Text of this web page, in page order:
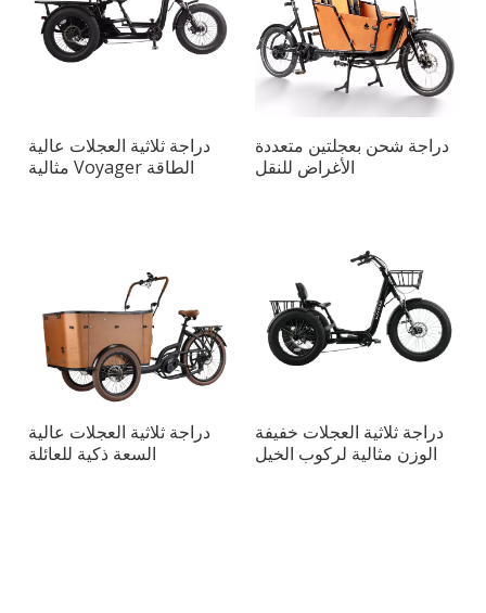
دراجة شحن بعجلتين متعددة
الأغراض للنقل
دراجة ثلاثية العجلات عالية
الطاقة Voyager مثالية
دراجة ثلاثية العجلات خفيفة
الوزن مثالية لركوب الخيل
دراجة ثلاثية العجلات عالية
السعة ذكية للعائلة